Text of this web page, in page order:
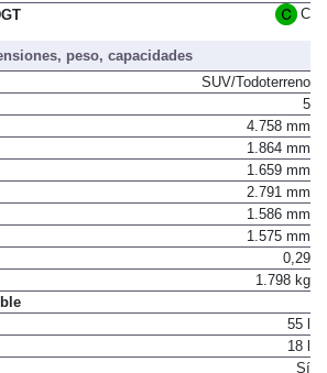
Euro 6
peso, capacidades
SUV/Todoterreno
5
4.758 mm
1.864 mm
1.659 mm
2.791 mm
1.586 mm
1.575 mm
0,29
55 l
18 l